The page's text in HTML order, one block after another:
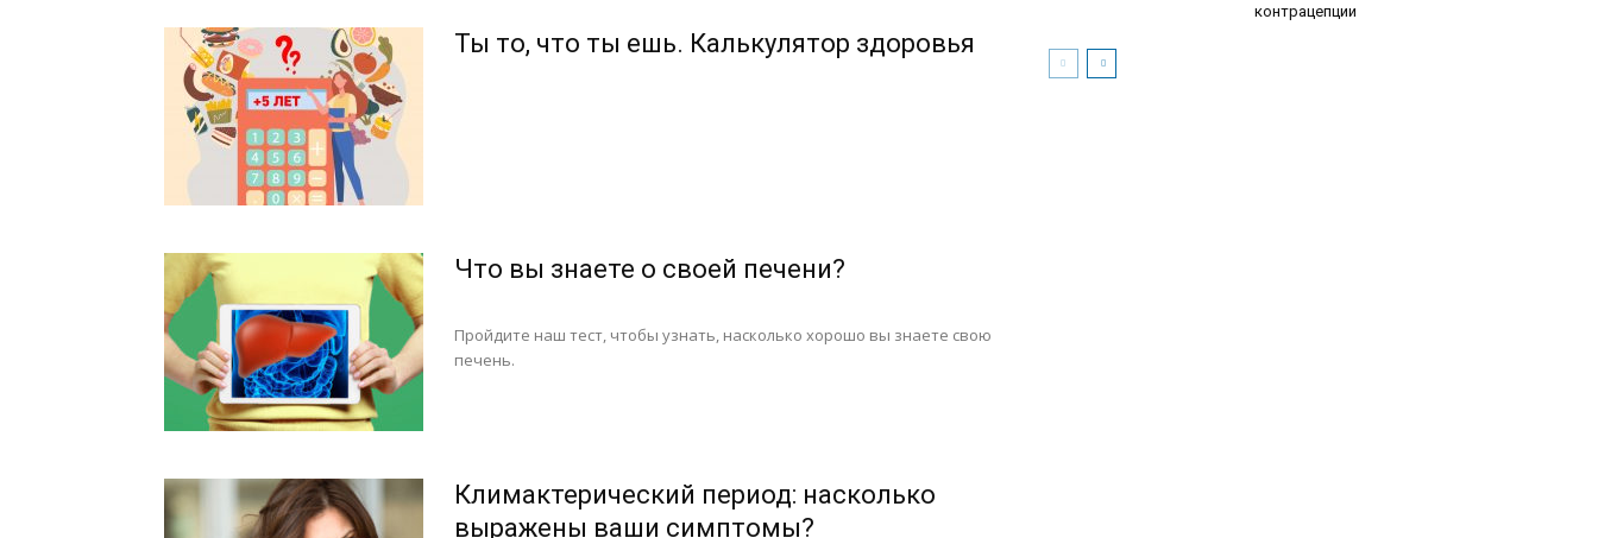
Ты то, что ты ешь. Калькулятор здоровья
Что вы знаете о своей печени?
Пройдите наш тест, чтобы узнать, насколько хорошо вы знаете свою
печень.
Климактерический период: насколько
выражены ваши симптомы?
контрацепции